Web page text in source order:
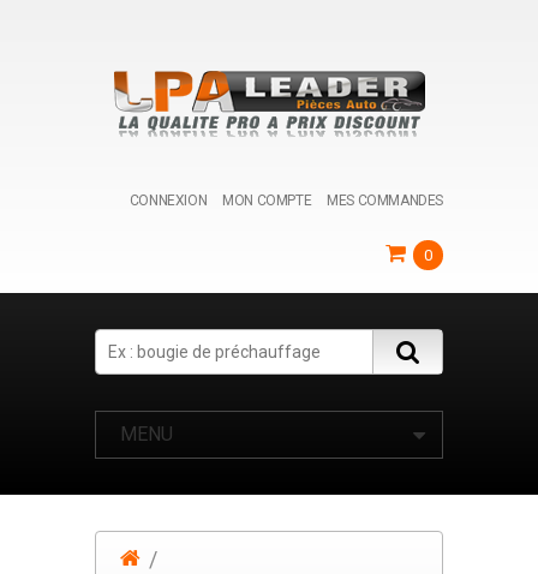
CONNEXION MON COMPTE MES COMMANDES
0
Search
MENU